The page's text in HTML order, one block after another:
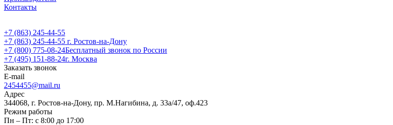
Контакты
+7 (863) 245-44-55
+7 (863) 245-44-55 г. Ростов-на-Дону
+7 (800) 775-08-24Бесплатный звонок по России
+7 (495) 151-88-24г. Москва
Заказать звонок
E-mail
2454455@mail.ru
Адрес
344068, г. Ростов-на-Дону, пр. М.Нагибина, д. 33а/47, оф.423
Режим работы
Пн – Пт: с 8:00 до 17:00